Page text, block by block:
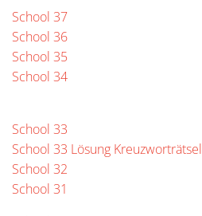
School 37
School 36
School 35
School 34
School 33
School 33 Lösung Kreuzworträtsel
School 32
School 31